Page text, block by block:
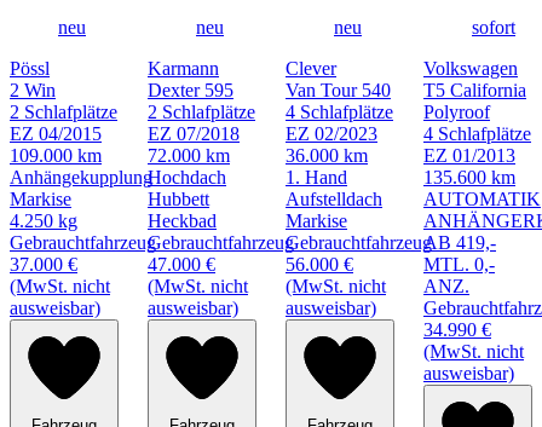
neu
Pössl
2 Win
2 Schlafplätze
EZ 04/2015
109.000 km
Anhängekupplung
Markise
4.250 kg
Gebrauchtfahrzeug
37.000 €
(MwSt. nicht
ausweisbar)
neu
Karmann
Dexter 595
2 Schlafplätze
EZ 07/2018
72.000 km
Hochdach
Hubbett
Heckbad
Gebrauchtfahrzeug
47.000 €
(MwSt. nicht
ausweisbar)
neu
Clever
Van Tour 540
4 Schlafplätze
EZ 02/2023
36.000 km
1. Hand
Aufstelldach
Markise
Gebrauchtfahrzeug
56.000 €
(MwSt. nicht
ausweisbar)
sofort
Volkswagen
T5 California
Polyroof
4 Schlafplätze
EZ 01/2013
135.600 km
AUTOMATIK
AB 419,-
MTL. 0,-
ANZ.
34.990 €
(MwSt. nicht
ausweisbar)